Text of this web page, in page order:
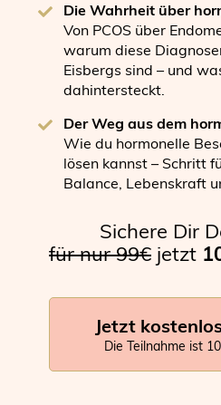
Die Wahrheit über
Von PCOS über
warum diese
Eisbergs sind – und
dahintersteckt.
Der Weg aus dem
Wie du hormonelle
lösen kannst – Schritt
Balance, Lebenskraft
Sichere Dir
fürnur 99€ jetzt
Jetzt
Die Teilnahme ist